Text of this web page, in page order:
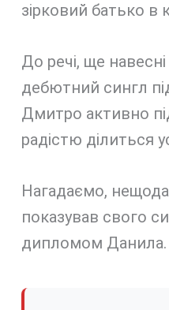
зірковий батько в
До речі, ще
дебютний сингл
Дмитро активно
радістю ділиться
Нагадаємо,
показував свого
дипломом Данила.